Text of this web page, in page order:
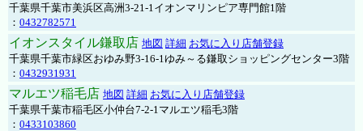
千葉県千葉市美浜区高洲3-21-1イオンマリンピア専門館1階
： 0432782571
イオンスタイル鎌取店 地図 詳細 お気に入り店舗登録
千葉県千葉市緑区おゆみ野3-16-1ゆみ～る鎌取ショッピングセンター3階
： 0432931931
マルエツ稲毛店 地図 詳細 お気に入り店舗登録
千葉県千葉市稲毛区小仲台7-2-1マルエツ稲毛3階
： 0433103860